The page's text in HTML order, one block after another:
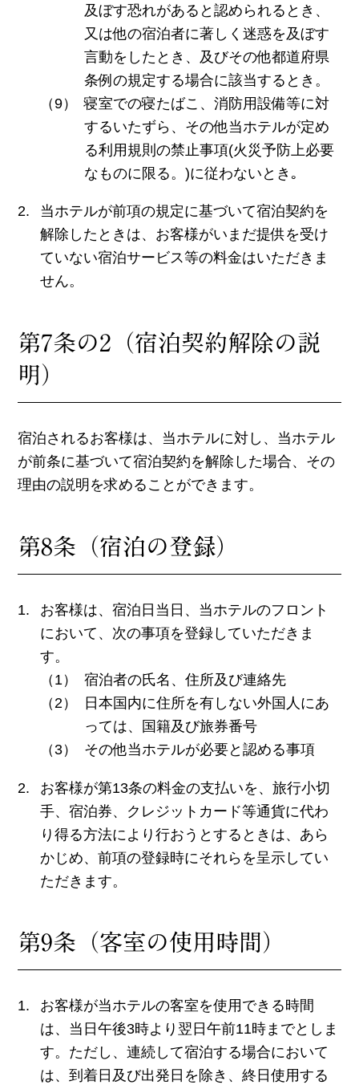
及ぼす恐れがあると認められるとき、
又は他の宿泊者に著しく迷惑を及ぼす
言動をしたとき、及びその他都道府県
条例の規定する場合に該当するとき。
寝室での寝たばこ、消防用設備等に対
するいたずら、その他当ホテルが定め
る利用規則の禁止事項(火災予防上必要
なものに限る。)に従わないとき｡
当ホテルが前項の規定に基づいて宿泊契約を
解除したときは、お客様がいまだ提供を受け
ていない宿泊サービス等の料金はいただきま
せん。
第7条の2（宿泊契約解除の説
明）
宿泊されるお客様は、当ホテルに対し、当ホテル
が前条に基づいて宿泊契約を解除した場合、その
理由の説明を求めることができます。
第8条（宿泊の登録）
お客様は、宿泊日当日、当ホテルのフロント
において、次の事項を登録していただきま
す。
宿泊者の氏名、住所及び連絡先
日本国内に住所を有しない外国人にあ
っては、国籍及び旅券番号
その他当ホテルが必要と認める事項
お客様が第13条の料金の支払いを、旅行小切
手、宿泊券、クレジットカード等通貨に代わ
り得る方法により行おうとするときは、あら
かじめ、前項の登録時にそれらを呈示してい
ただきます。
第9条（客室の使用時間）
お客様が当ホテルの客室を使用できる時間
は、当日午後3時より翌日午前11時までとしま
す。ただし、連続して宿泊する場合において
は、到着日及び出発日を除き、終日使用する